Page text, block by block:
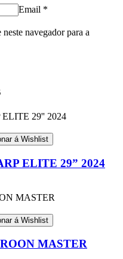
Email *
navegador para a
á Wishlist
ELITE 29” 2024
á Wishlist
MASTER